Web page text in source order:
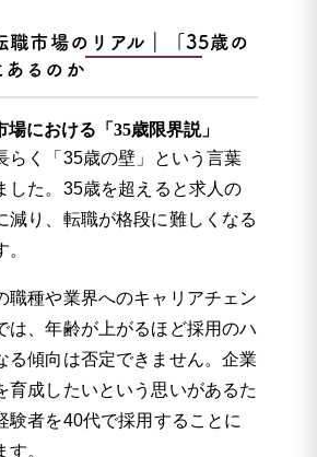
職市場のリアル｜「35歳の
あるのか
における「35歳限界説」
らく「35歳の壁」という言葉
した。35歳を超えると求人の
減り、転職が格段に難しくなる
職種や業界へのキャリアチェン
は、年齢が上がるほど採用のハ
る傾向は否定できません。企業
育成したいという思いがあるた
験者を40代で採用することに
。